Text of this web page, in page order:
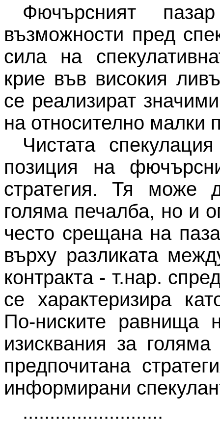
Фючърсният
възможности пред
сила на
крие във високия
се реализират
на относително малки
Чистата
позиция на
стратегия. Тя може
голяма печалба, но и
често срещана на
върху разликата
контракта - т.нар.
се характеризира
По-ниските равнища
изисквания за
предпочитана
информирани
..........................